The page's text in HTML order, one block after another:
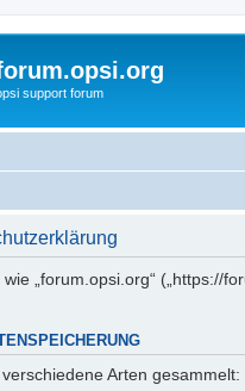
support forum
„forum.opsi.org“ („https://
Arten gesammelt: